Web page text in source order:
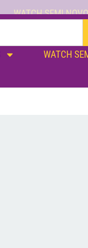
WATCH SEMI
WATCH